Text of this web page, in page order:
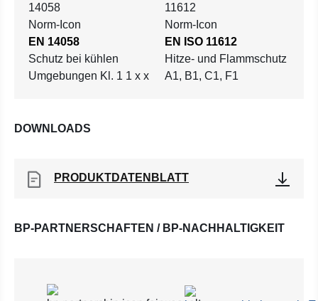
EN 14058
Schutz bei kühlen
Umgebungen Kl. 1 1 x x
EN ISO 11612
Hitze- und Flammschutz
A1, B1, C1, F1
DOWNLOADS
PRODUKTDATENBLATT
BP-PARTNERSCHAFTEN / BP-NACHHALTIGKEIT